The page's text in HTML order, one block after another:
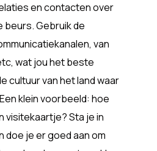
en contacten over
beurs. Gebruik de
van
wat jou het beste
cultuur van het land waar
klein voorbeeld: hoe
visitekaartje? Sta je in
doe je er goed aan om